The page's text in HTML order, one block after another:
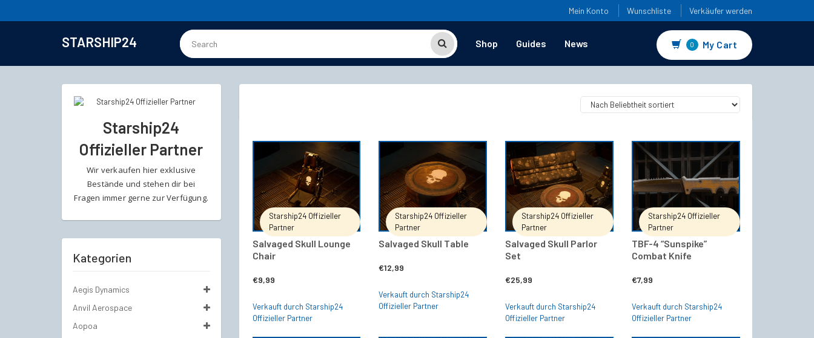
Mein Konto Wunschliste Verkäufer werden
STARSHIP24 Shop Guides News 0 My Cart
Starship24 Offizieller
Partner
Salvaged Skull Lounge
Chair
€9,99
IN DEN WARENKORB
Verkauft durch Starship24
Offizieller Partner
Starship24 Offizieller
Partner
Salvaged Skull Table
€12,99
IN DEN WARENKORB
Verkauft durch Starship24
Offizieller Partner
Starship24 Offizieller
Partner
Salvaged Skull Parlor
Set
€25,99
IN DEN WARENKORB
Verkauft durch Starship24
Offizieller Partner
Starship24 Offizieller
Partner
TBF-4 “Sunspike”
Combat Knife
€7,99
IN DEN WARENKORB
Verkauft durch Starship24
Offizieller Partner
Starship24
Offizieller Partner
Wir verkaufen hier exklusive
Bestände und stehen dir bei
Fragen immer gerne zur Verfügung.
Kategorien
Aegis Dynamics
Anvil Aerospace
Aopoa